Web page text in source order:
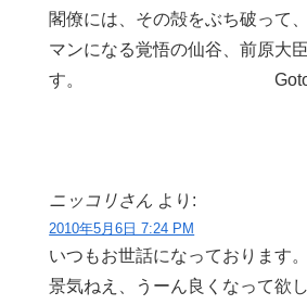
閣僚には、その殻をぶち破って
マンになる覚悟の仙谷、前原大
す。
ニッコリさん より:
2010年5月6日 7:24 PM
いつもお世話になっております。
景気ねえ、うーん良くなって欲